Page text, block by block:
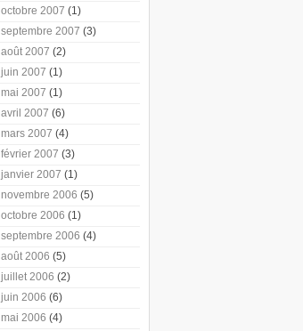
octobre 2007 (1)
septembre 2007 (3)
août 2007 (2)
juin 2007 (1)
mai 2007 (1)
avril 2007 (6)
mars 2007 (4)
février 2007 (3)
janvier 2007 (1)
novembre 2006 (5)
octobre 2006 (1)
septembre 2006 (4)
août 2006 (5)
juillet 2006 (2)
juin 2006 (6)
mai 2006 (4)